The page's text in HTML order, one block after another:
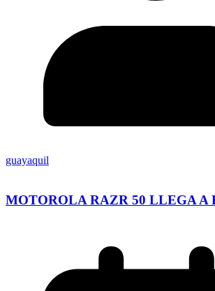
guayaquil
MOTOROLA RAZR 50 LLEGA A